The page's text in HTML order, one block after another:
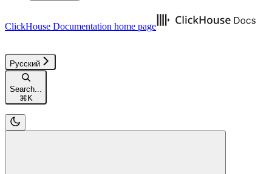
ClickHouse Documentation home page
Русский
Search...
⌘ K